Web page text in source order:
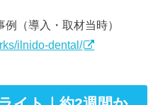
例（導入・取材当時）
ilnido-dental/